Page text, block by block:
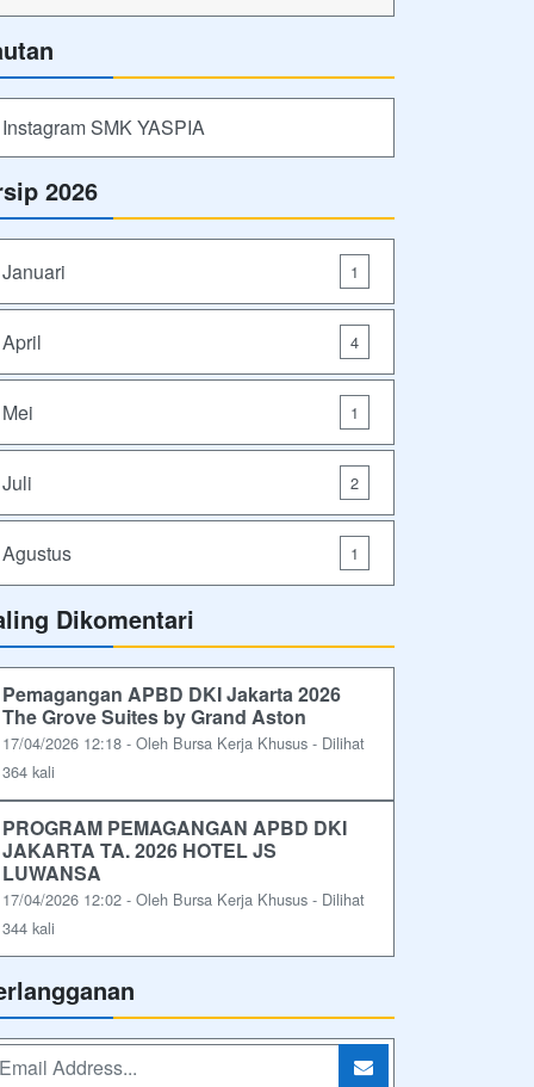
Instagram SMK YASPIA
2026
Januari 1
April 4
Mei 1
Juli 2
Agustus 1
Dikomentari
Pemagangan APBD DKI Jakarta 2026
The Grove Suites by Grand Aston
17/04/2026 12:18 - Oleh Bursa Kerja Khusus - Dilihat
364 kali
PROGRAM PEMAGANGAN APBD DKI
JAKARTA TA. 2026 HOTEL JS
LUWANSA
17/04/2026 12:02 - Oleh Bursa Kerja Khusus - Dilihat
344 kali